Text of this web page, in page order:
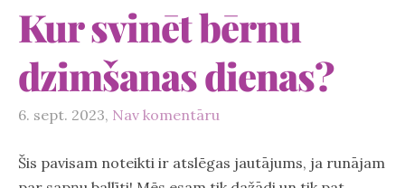
Kur svinēt bērnu
dzimšanas dienas?
6. sept. 2023, Nav komentāru
Šis pavisam noteikti ir atslēgas jautājums, ja runājam